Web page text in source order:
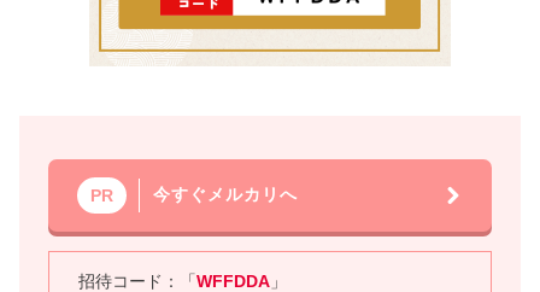
PR 今すぐメルカリへ
招待コード：「WFFDDA 」